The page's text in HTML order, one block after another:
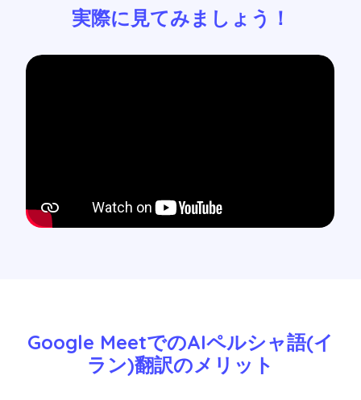
実際に見てみましょう！
Google MeetでのAIペルシャ語(イ
ラン)翻訳のメリット